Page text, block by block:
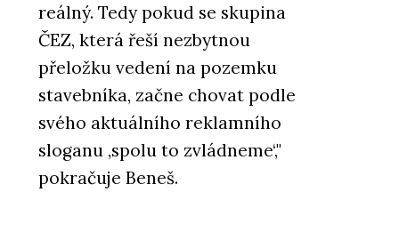
reálný. Tedy pokud se skupina
ČEZ, která řeší nezbytnou
přeložku vedení na pozemku
stavebníka, začne chovat podle
svého aktuálního reklamního
sloganu ‚spolu to zvládneme‘,"
pokračuje Beneš.